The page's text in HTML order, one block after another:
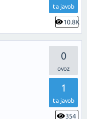
ta javob
10.8K
0
1
ta javob
354